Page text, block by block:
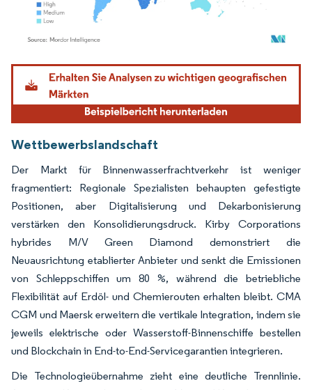
Bild © Mordor Intelligence. Wiederverwendung erfordert Namensnennung gemäß
Wettbewerbslandschaft
Der Markt für Binnenwasserfrachtverkehr ist weniger
fragmentiert: Regionale Spezialisten behaupten gefestigte
Positionen, aber Digitalisierung und Dekarbonisierung
verstärken den Konsolidierungsdruck. Kirby Corporations
hybrides M/V Green Diamond demonstriert die
Neuausrichtung etablierter Anbieter und senkt die Emissionen
von Schleppschiffen um 80 %, während die betriebliche
Flexibilität auf Erdöl- und Chemierouten erhalten bleibt. CMA
CGM und Maersk erweitern die vertikale Integration, indem sie
jeweils elektrische oder Wasserstoff-Binnenschiffe bestellen
und Blockchain in End-to-End-Servicegarantien integrieren.
Die Technologieübernahme zieht eine deutliche Trennlinie.